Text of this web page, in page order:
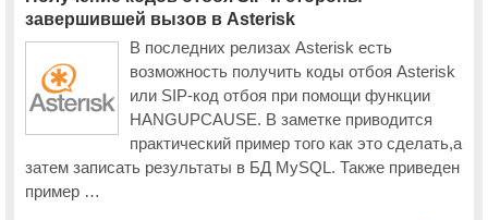
Опубликована программа московской Cisco Connect 2014
Поток «Беспроводные сети» будет проведен во второй день работы
московской Cisco Connect 2014
Технологии Cisco для совместной работы на московской Cisco
Connect 2014
CiscoExpo 2012
завершившей вызов в Asterisk
В последних релизах Asterisk есть
возможность получить коды отбоя Asterisk
или SIP-код отбоя при помощи функции
HANGUPCAUSE. В заметке приводится
практический пример того как это сделать,а
затем записать результаты в БД MySQL. Также приведен
пример …